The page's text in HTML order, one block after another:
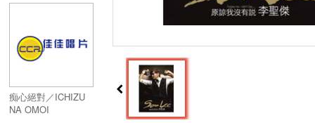
痴心絕對／ICHIZU
NA OMOI